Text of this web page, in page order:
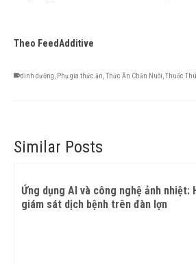
Theo FeedAdditive
dinh dưỡng Phụ gia thức ăn Thức Ăn Chăn Nuôi Thuốc
Similar Posts
Ứng dụng AI và công nghệ ảnh nhiệt:
giám sát dịch bệnh trên đàn lợn